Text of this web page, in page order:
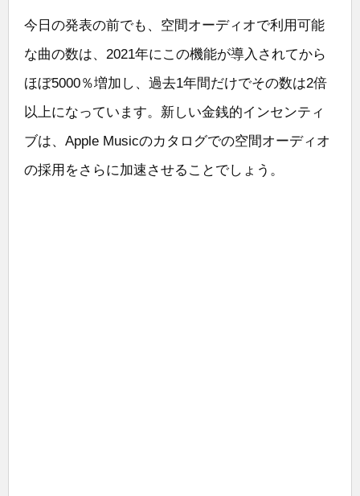
今日の発表の前でも、空間オーディオで利用可能
な曲の数は、2021年にこの機能が導入されてから
ほぼ5000％増加し、過去1年間だけでその数は2倍
以上になっています。新しい金銭的インセンティ
ブは、Apple Musicのカタログでの空間オーディオ
の採用をさらに加速させることでしょう。